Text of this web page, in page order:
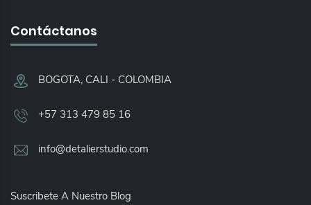
Contáctanos
BOGOTA, CALI - COLOMBIA​
+57 313 479 85 16
info@detalierstudio.com
Suscribete A Nuestro Blog